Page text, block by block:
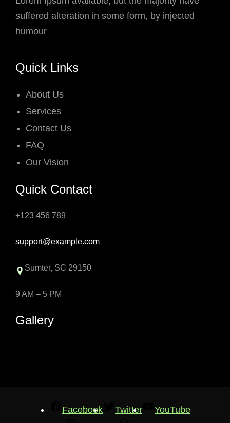
suffered alteration in some form, by injected
humour
Quick Links
About Us
Services
Contact Us
FAQ
Our Vision
Quick Contact
+123 456 789
support@example.com
Sumter, SC 29150
9 AM – 5 PM
Gallery
Facebook Twitter
YouTube